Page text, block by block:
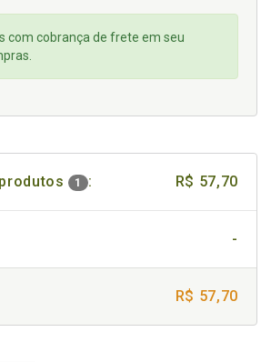
com cobrança de frete em seu
1 : R$ 57,70
-
R$ 57,70